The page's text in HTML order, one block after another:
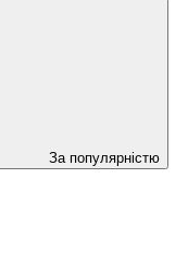
За популярністю